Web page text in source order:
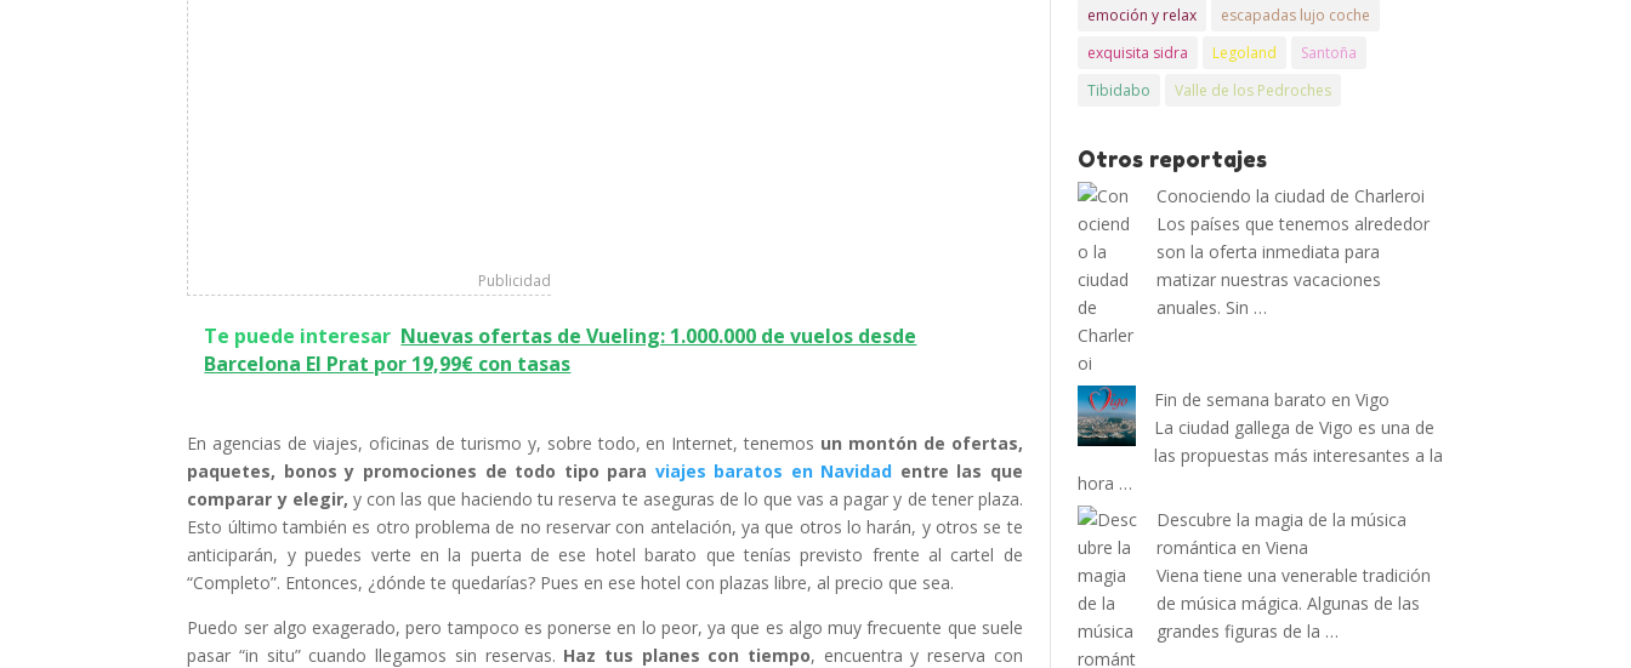
Publicidad
Te puede interesar Nuevas ofertas de Vueling: 1.000.000 de vuelos desde
Barcelona El Prat por 19,99€ con tasas
En agencias de viajes, oficinas de turismo y, sobre todo, en Internet, tenemos un montón de ofertas,
paquetes, bonos y promociones de todo tipo para viajes baratos en Navidad entre las que
comparar y elegir, y con las que haciendo tu reserva te aseguras de lo que vas a pagar y de tener plaza.
Esto último también es otro problema de no reservar con antelación, ya que otros lo harán, y otros se te
anticiparán, y puedes verte en la puerta de ese hotel barato que tenías previsto frente al cartel de
“Completo”. Entonces, ¿dónde te quedarías? Pues en ese hotel con plazas libre, al precio que sea.
Puedo ser algo exagerado, pero tampoco es ponerse en lo peor, ya que es algo muy frecuente que suele
pasar “in situ” cuando llegamos sin reservas. Haz tus planes con tiempo, encuentra y reserva con
emoción y relax
escapadas lujo coche
exquisita sidra
Legoland
Santoña
Tibidabo
Valle de los Pedroches
Otros reportajes
Conociendo la ciudad de Charleroi
Los países que tenemos alrededor
son la oferta inmediata para
matizar nuestras vacaciones
anuales. Sin …
Fin de semana barato en Vigo
La ciudad gallega de Vigo es una de
las propuestas más interesantes a la
hora …
Descubre la magia de la música
romántica en Viena
Viena tiene una venerable tradición
de música mágica. Algunas de las
grandes figuras de la …